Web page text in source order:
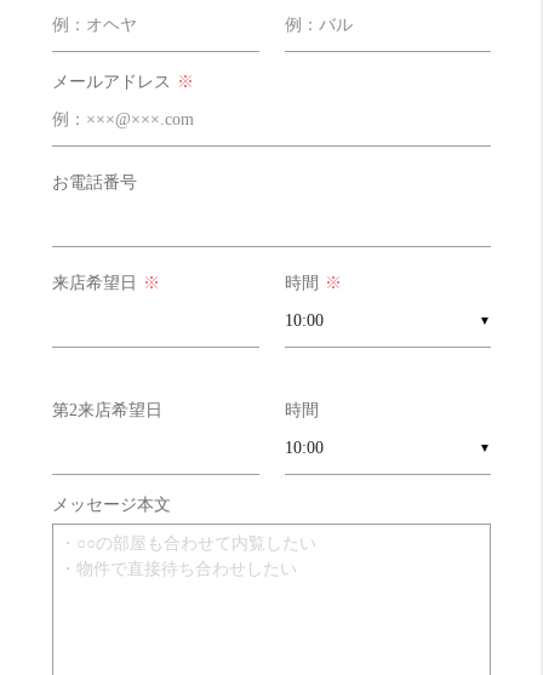
メールアドレス ※
お電話番号
来店希望日 ※ 時間 ※
▼
第2来店希望日 時間
▼
メッセージ本文